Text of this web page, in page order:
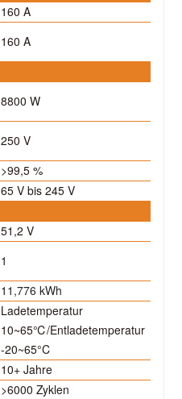
160 A
160 A
8800 W
250 V
>99,5 %
65 V bis 245 V
51,2 V
1
11,776 kWh
Ladetemperatur
10~65℃/Entladetemperatur
-20~65°C
10+ Jahre
>6000 Zyklen